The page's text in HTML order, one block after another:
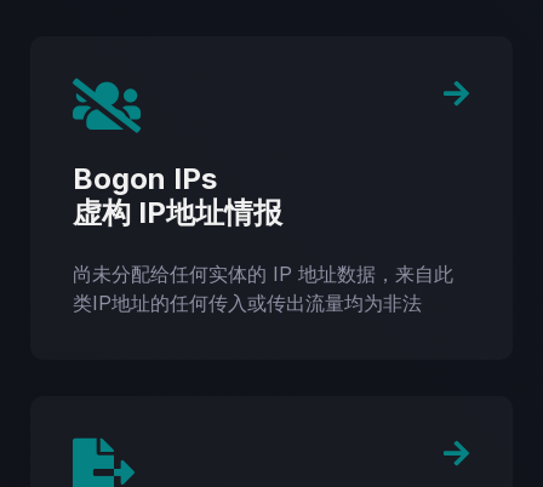
Bogon IPs
虚构 IP地址情报
尚未分配给任何实体的 IP 地址数据，来自此
类IP地址的任何传入或传出流量均为非法